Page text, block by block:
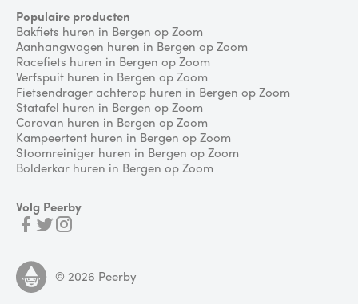
Populaire producten
Bakfiets huren in Bergen op Zoom
Aanhangwagen huren in Bergen op Zoom
Racefiets huren in Bergen op Zoom
Verfspuit huren in Bergen op Zoom
Fietsendrager achterop huren in Bergen op Zoom
Statafel huren in Bergen op Zoom
Caravan huren in Bergen op Zoom
Kampeertent huren in Bergen op Zoom
Stoomreiniger huren in Bergen op Zoom
Bolderkar huren in Bergen op Zoom
Volg Peerby
© 2026 Peerby